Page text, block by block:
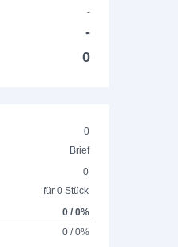
-
-
0
0
Brief
0
für 0 Stück
0 / 0%
0 / 0%